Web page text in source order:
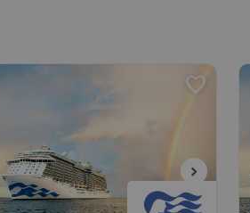
favorite
chevron_right